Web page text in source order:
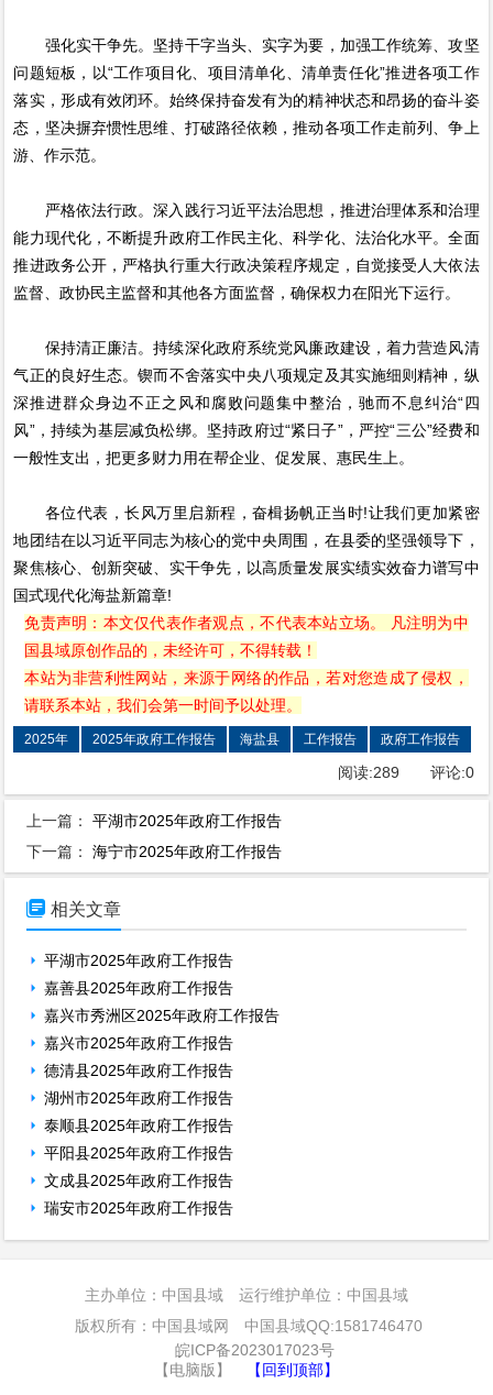
强化实干争先。坚持干字当头、实字为要，加强工作统筹、攻坚
问题短板，以“工作项目化、项目清单化、清单责任化”推进各项工作
落实，形成有效闭环。始终保持奋发有为的精神状态和昂扬的奋斗姿
态，坚决摒弃惯性思维、打破路径依赖，推动各项工作走前列、争上
游、作示范。
严格依法行政。深入践行习近平法治思想，推进治理体系和治理
能力现代化，不断提升政府工作民主化、科学化、法治化水平。全面
推进政务公开，严格执行重大行政决策程序规定，自觉接受人大依法
监督、政协民主监督和其他各方面监督，确保权力在阳光下运行。
保持清正廉洁。持续深化政府系统党风廉政建设，着力营造风清
气正的良好生态。锲而不舍落实中央八项规定及其实施细则精神，纵
深推进群众身边不正之风和腐败问题集中整治，驰而不息纠治“四
风”，持续为基层减负松绑。坚持政府过“紧日子”，严控“三公”经费和
一般性支出，把更多财力用在帮企业、促发展、惠民生上。
各位代表，长风万里启新程，奋楫扬帆正当时!让我们更加紧密
地团结在以习近平同志为核心的党中央周围，在县委的坚强领导下，
聚焦核心、创新突破、实干争先，以高质量发展实绩实效奋力谱写中
国式现代化海盐新篇章!
免责声明：本文仅代表作者观点，不代表本站立场。 凡注明为中
国县域原创作品的，未经许可，不得转载！
本站为非营利性网站，来源于网络的作品，若对您造成了侵权，
请联系本站，我们会第一时间予以处理。
2025年 2025年政府工作报告 海盐县 工作报告 政府工作报告
阅读:289 评论:0
上一篇：平湖市2025年政府工作报告
下一篇：海宁市2025年政府工作报告
 相关文章
平湖市2025年政府工作报告
嘉善县2025年政府工作报告
嘉兴市秀洲区2025年政府工作报告
嘉兴市2025年政府工作报告
德清县2025年政府工作报告
湖州市2025年政府工作报告
泰顺县2025年政府工作报告
平阳县2025年政府工作报告
文成县2025年政府工作报告
瑞安市2025年政府工作报告
主办单位：中国县域 运行维护单位：中国县域
版权所有：中国县域网 中国县域QQ:1581746470
皖ICP备2023017023号
【电脑版】
【回到顶部】